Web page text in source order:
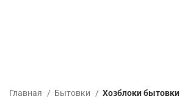
Главная Бытовки
Хозблоки бытовки